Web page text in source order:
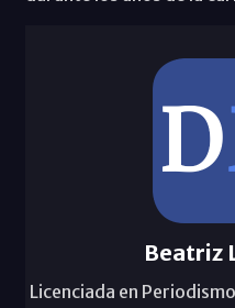
Beatriz
Licenciada en